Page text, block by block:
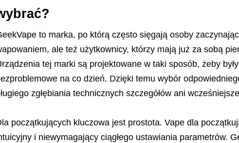
to marka, po którą często sięgają osoby
ale też użytkownicy, którzy mają już za sobą
tej marki są projektowane w taki sposób, żeby
na co dzień. Dzięki temu wybór
zgłębiania technicznych szczegółów ani
początkujących kluczowa jest prostota. Vape dla
i niewymagający ciągłego ustawiania parametrów.